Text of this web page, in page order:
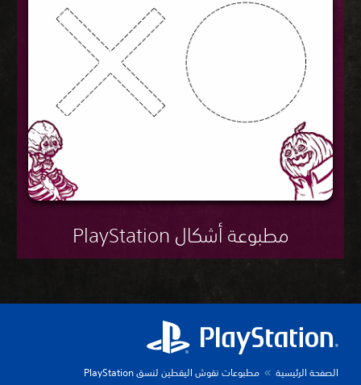
مطبوعة أشكال PlayStation
الرئيسية مطبوعات نقوش اليقطين لنسق PlayStation